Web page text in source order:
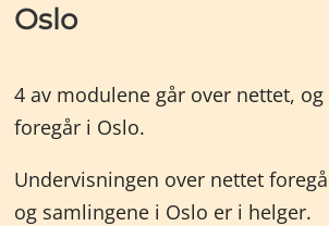
Oslo
4 av modulene går over nettet,
foregår i Oslo.
Undervisningen over nettet
og samlingene i Oslo er i helger.